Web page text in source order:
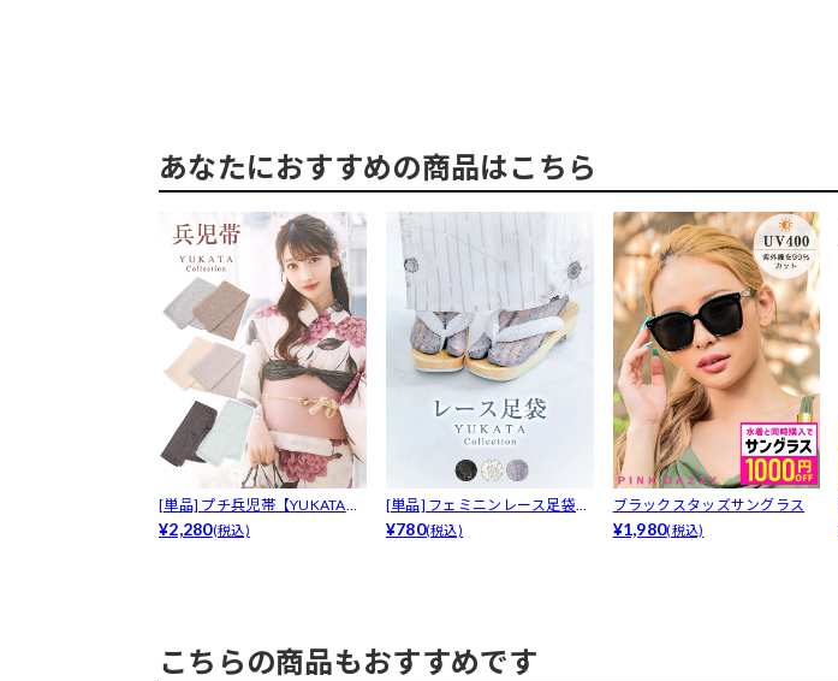
あなたにおすすめの商品はこちら
[単品] プチ兵児帯【YUKATA
b...
¥2,280(税込)
[単品] フェミニンレース足袋
【YUK...
¥780(税込)
ブラックスタッズサングラス
¥1,980(税込)
こちらの商品もおすすめです